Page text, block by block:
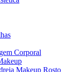
Corporal
Makeup Rosto